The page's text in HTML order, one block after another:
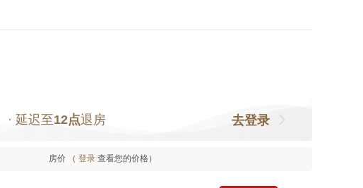
· 延迟至12点退房 去登录
房价 （ 登录 查看您的价格）